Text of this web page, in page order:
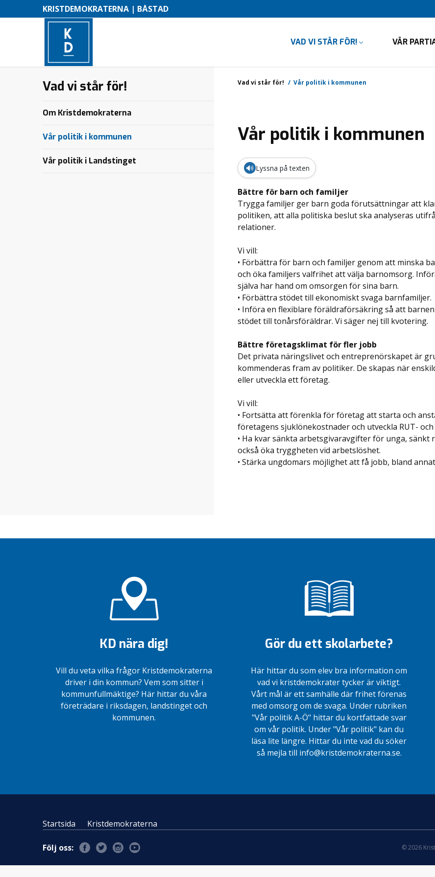
KRISTDEMOKRATERNA | BÅSTAD
VAD VI STÅR FÖR! VÅR
Vad vi står för! Vår politik i kommunen
Vår politik i kommunen
🔊 Lyssna på texten
Bättre för barn och familjer
Trygga familjer ger barn goda förutsättningar att
politiken, att alla politiska beslut ska analyseras
relationer.
Vi vill:
• Förbättra för barn och familjer genom att minska
och öka familjers valfrihet att välja barnomsorg.
själva har hand om omsorgen för sina barn.
• Förbättra stödet till ekonomiskt svaga barnfamiljer.
• Införa en flexiblare föräldraförsäkring så att
stödet till tonårsföräldrar. Vi säger nej till kvotering.
Bättre företagsklimat för fler jobb
Det privata näringslivet och entreprenörskapet är
kommenderas fram av politiker. De skapas när
eller utveckla ett företag.
Vi vill:
• Fortsätta att förenkla för företag att starta och
företagens sjuklönekostnader och utveckla RUT- och
• Ha kvar sänkta arbetsgivaravgifter för unga,
också öka tryggheten vid arbetslöshet.
• Stärka ungdomars möjlighet att få jobb, bland
Vad vi står för!
e
n
Om Kristdemokraterna
Vår politik i kommunen
Vår politik i Landstinget
KD nära dig!
Vill du veta vilka frågor Kristdemokraterna
driver i din kommun? Vem som sitter i
kommunfullmäktige? Här hittar du våra
företrädare i riksdagen, landstinget och
kommunen.
Gör du ett skolarbete?
Här hittar du som elev bra information om
vad vi kristdemokrater tycker är viktigt.
Vårt mål är ett samhälle där frihet förenas
med omsorg om de svaga. Under rubriken
"Vår politik A-Ö" hittar du kortfattade svar
om vår politik. Under "Vår politik" kan du
läsa lite längre. Hittar du inte vad du söker
så mejla till info@kristdemokraterna.se.
Startsida Kristdemokraterna
Följ oss: © 2026